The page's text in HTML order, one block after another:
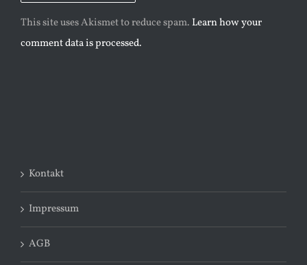
This site uses Akismet to reduce spam. Learn how your
comment data is processed.
Kontakt
Impressum
AGB